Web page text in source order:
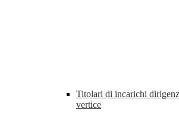
Titolari di incarichi
vertice